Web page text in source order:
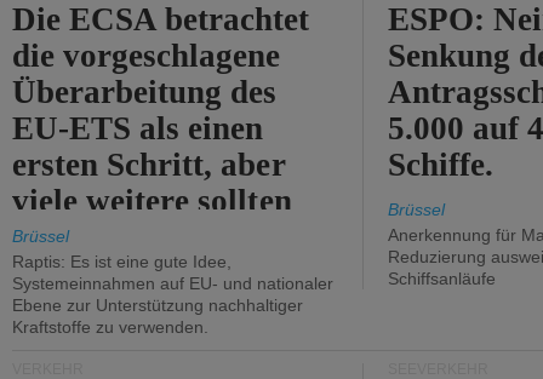
Die ECSA betrachtet
die vorgeschlagene
Überarbeitung des
EU-ETS als einen
ersten Schritt, aber
viele weitere sollten
folgen.
Brüssel
Raptis: Es ist eine gute Idee,
Systemeinnahmen auf EU- und nationaler
Ebene zur Unterstützung nachhaltiger
Kraftstoffe zu verwenden.
ESPO:
Senkung
5.000 auf
Schiffe.
Brüssel
Anerkennung für
Reduzierung
Schiffsanläufe